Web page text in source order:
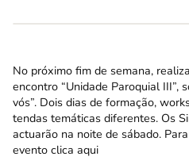
No próximo fim de semana,
encontro “Unidade Paroquial III”,
vós”. Dois dias de formação,
tendas temáticas diferentes. Os
actuarão na noite de sábado.
evento clica aqui